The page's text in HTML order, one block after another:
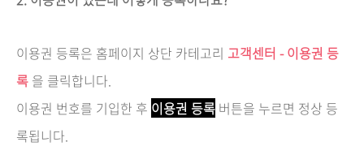
이용권 등록은 홈페이지 상단 카테고리 고객센터 - 이용권 등
록 을 클릭합니다.
이용권 번호를 기입한 후 이용권 등록 버튼을 누르면 정상 등
록됩니다.